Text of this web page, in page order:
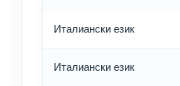
Италиански език
Италиански език